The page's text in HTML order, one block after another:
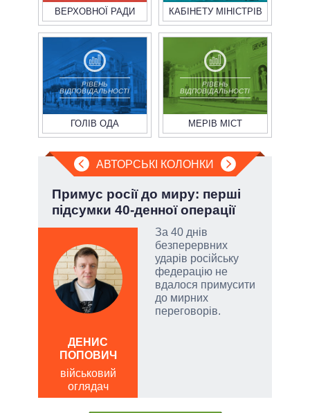
ВЕРХОВНОЇ РАДИ КАБІНЕТУ МІНІСТРІВ
РІВЕНЬ
ВІДПОВІДАЛЬНОСТІ
ГОЛІВ ОДА
РІВЕНЬ
ВІДПОВІДАЛЬНОСТІ
МЕРІВ МІСТ
АВТОРСЬКІ КОЛОНКИ
Примус росії до миру: перші
підсумки 40-денної операції
За 40 днів
безперервних
ударів російську
федерацію не
вдалося примусити
до мирних
переговорів.
ДЕНИС
ПОПОВИЧ
військовий
оглядач